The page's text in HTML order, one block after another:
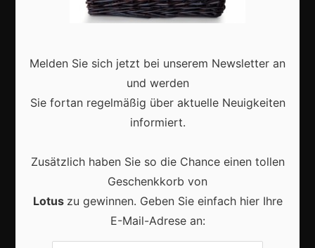
Lokale Suchmaschinenoptimierung bleibt der
Schlüssel für mehr regionale Kunden
Melden Sie sich jetzt bei unserem Newsletter an
und werden
Sie fortan regelmäßig über aktuelle Neuigkeiten
informiert.
Zusätzlich haben Sie so die Chance einen tollen
Geschenkkorb von
Lotus zu gewinnen. Geben Sie einfach hier Ihre
E-Mail-Adrese an: